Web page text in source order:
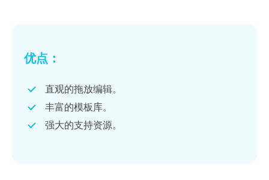
优点：
直观的拖放编辑。
丰富的模板库。
强大的支持资源。